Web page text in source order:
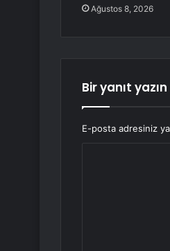
Ağustos 8, 2026
Bir yanıt yazın
E-posta adresiniz